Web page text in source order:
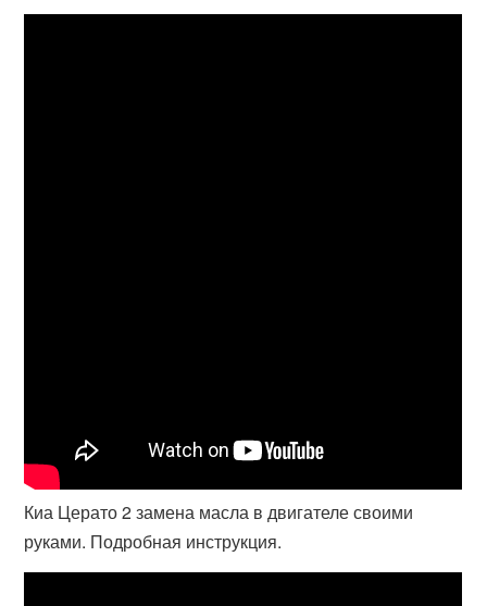
Киа Церато 2 замена масла в двигателе своими
руками. Подробная инструкция.